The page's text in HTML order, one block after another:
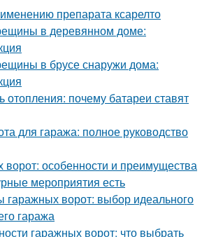
препарата ксарелто
в деревянном доме:
в брусе снаружи дома:
почему батареи ставят
для гаража: полное руководство
особенности и преимущества
мероприятия есть
ворот: выбор идеального
гаража
гаражных ворот: что выбрать